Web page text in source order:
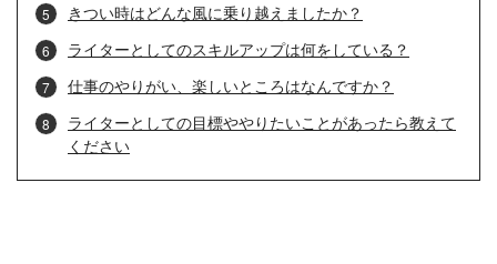
きつい時はどんな風に乗り越えましたか？
ライターとしてのスキルアップは何をしている？
仕事のやりがい、楽しいところはなんですか？
ライターとしての目標ややりたいことがあったら教えて
ください